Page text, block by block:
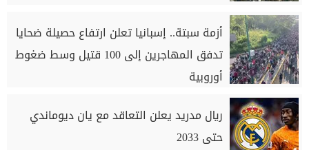
أزمة سبتة.. إسبانيا تعلن ارتفاع حصيلة ضحايا
تدفق المهاجرين إلى 100 قتيل وسط ضغوط
أوروبية
ريال مدريد يعلن التعاقد مع يان ديوماندي
حتى 2033